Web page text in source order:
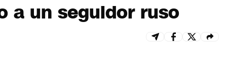
a un seguidor ruso